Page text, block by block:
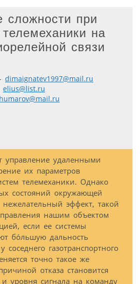
сложности при
на
связи
dimaignatev1997@mail.ru
elius@list.ru
удаленными
их параметров
телемеханики. Однако
состояний окружающей
нежелательный эффект, такой
нашим объектом
если ее системы
бóльшую дальность
соседнего газотранспортного
точно такое же
отказа становится
и уровня сигнала на команду